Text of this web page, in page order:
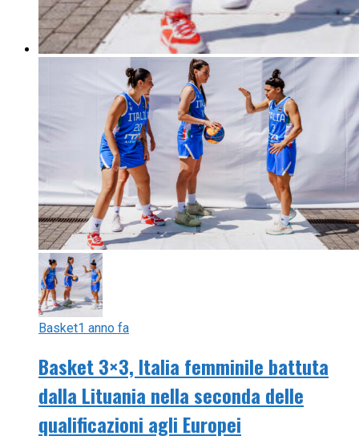
Basket1 anno fa
Basket 3×3, Italia femminile battuta
dalla Lituania nella seconda delle
qualificazioni agli Europei